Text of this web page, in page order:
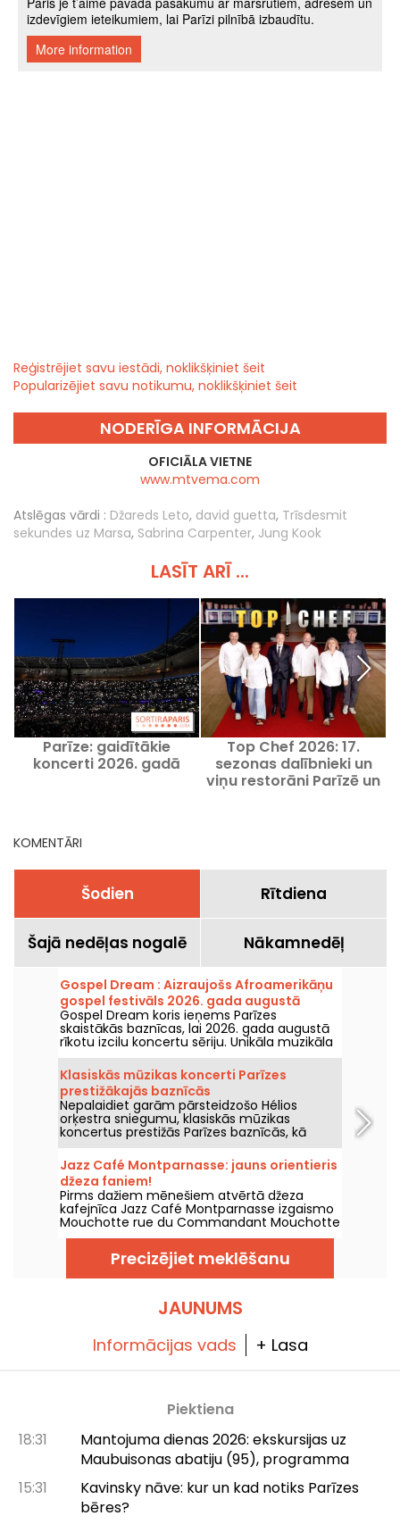
Reģistrējiet savu iestādi, noklikšķiniet šeit
Popularizējiet savu notikumu, noklikšķiniet šeit
NODERĪGA INFORMĀCIJA
OFICIĀLA VIETNE
www.mtvema.com
Atslēgas vārdi : Džareds Leto, david guetta, Trīsdesmit
sekundes uz Marsa, Sabrina Carpenter, Jung Kook
LASĪT ARĪ ...
Parīze: gaidītākie
koncerti 2026. gadā
Top Chef 2026: 17.
sezonas dalībnieki un
viņu restorāni Parīzē un
KOMENTĀRI
Šodien Rītdiena
Šajā nedēļas nogalē Nākamnedēļ
Gospel Dream : Aizraujošs Afroamerikāņu
gospel festivāls 2026. gada augustā
Parīzē
Gospel Dream koris ieņems Parīzes
skaistākās baznīcas, lai 2026. gada augustā
rīkotu izcilu koncertu sēriju. Unikāla muzikāla
pieredze, kas svin cerību, vienotību un
izturību, caur Afroamerikāņu baznīcas
autentiskajiem dziedājumiem.
Klasiskās mūzikas koncerti Parīzes
prestižākajās baznīcās
Nepalaidiet garām pārsteidzošo Hélios
orķestra sniegumu, klasiskās mūzikas
koncertus prestižās Parīzes baznīcās, kā
Eglise de la Madeleine, Eglise Saint Germain
des Prés un Eglise Saint Philippe du Roule līdz
2026. gada decembrim.
Jazz Café Montparnasse: jauns orientieris
džeza faniem!
Pirms dažiem mēnešiem atvērtā džeza
kafejnīca Jazz Café Montparnasse izgaismo
Mouchotte rue du Commandant Mouchotte
ar savām neona gaismām. Iekšpusē jūs
gaida džezs un labs ēdiens.....
Precizējiet meklēšanu
JAUNUMS
Informācijas vads + Lasa
Piektiena
18:31
Mantojuma dienas 2026: ekskursijas uz
Maubuisonas abatiju (95), programma
15:31
Kavinsky nāve: kur un kad notiks Parīzes
bēres?